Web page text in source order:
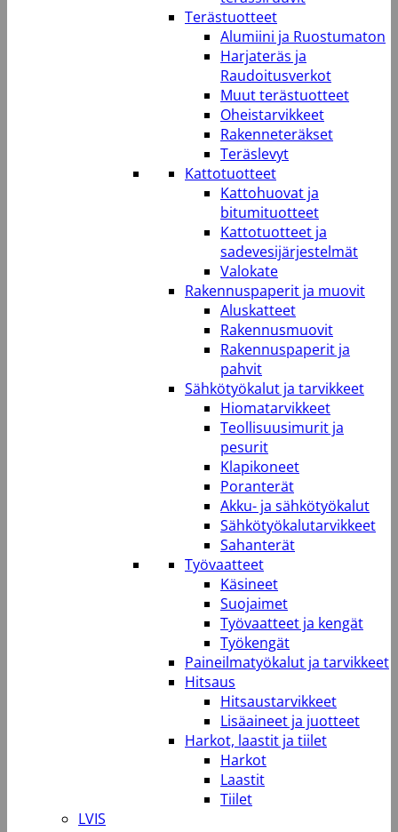
Terästuotteet
Alumiini ja Ruostumaton
Harjateräs ja
Raudoitusverkot
Muut terästuotteet
Oheistarvikkeet
Rakenneteräkset
Teräslevyt
Kattotuotteet
Kattohuovat ja
bitumituotteet
Kattotuotteet ja
sadevesijärjestelmät
Valokate
Rakennuspaperit ja muovit
Aluskatteet
Rakennusmuovit
Rakennuspaperit ja
pahvit
Sähkötyökalut ja tarvikkeet
Hiomatarvikkeet
Teollisuusimurit ja
pesurit
Klapikoneet
Poranterät
Akku- ja sähkötyökalut
Sähkötyökalutarvikkeet
Sahanterät
Työvaatteet
Käsineet
Suojaimet
Työvaatteet ja kengät
Työkengät
Paineilmatyökalut ja tarvikkeet
Hitsaus
Hitsaustarvikkeet
Lisäaineet ja juotteet
Harkot, laastit ja tiilet
Harkot
Laastit
Tiilet
LVIS